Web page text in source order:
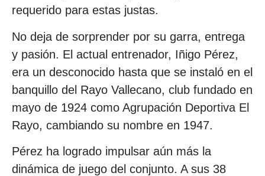
requerido para estas justas.
No deja de sorprender por su garra, entrega
y pasión. El actual entrenador, Iñigo Pérez,
era un desconocido hasta que se instaló en el
banquillo del Rayo Vallecano, club fundado en
mayo de 1924 como Agrupación Deportiva El
Rayo, cambiando su nombre en 1947.
Pérez ha logrado impulsar aún más la
dinámica de juego del conjunto. A sus 38